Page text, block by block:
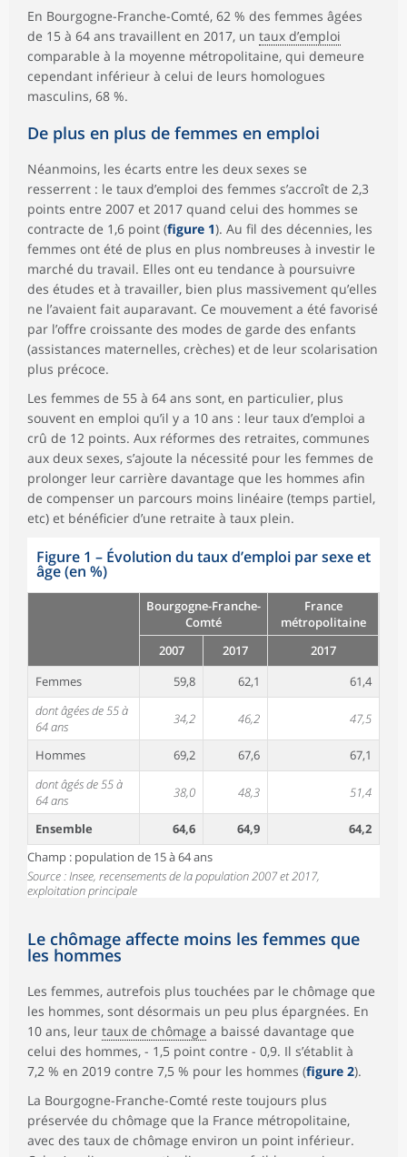
En Bourgogne-Franche-Comté, 62 % des femmes âgées
de 15 à 64 ans travaillent en 2017, un taux d’emploi
comparable à la moyenne métropolitaine, qui demeure
cependant inférieur à celui de leurs homologues
masculins, 68 %.
De plus en plus de femmes en emploi
Néanmoins, les écarts entre les deux sexes se
resserrent : le taux d’emploi des femmes s’accroît de 2,3
points entre 2007 et 2017 quand celui des hommes se
contracte de 1,6 point (figure 1). Au fil des décennies, les
femmes ont été de plus en plus nombreuses à investir le
marché du travail. Elles ont eu tendance à poursuivre
des études et à travailler, bien plus massivement qu’elles
ne l’avaient fait auparavant. Ce mouvement a été favorisé
par l’offre croissante des modes de garde des enfants
(assistances maternelles, crèches) et de leur scolarisation
plus précoce.
Les femmes de 55 à 64 ans sont, en particulier, plus
souvent en emploi qu’il y a 10 ans : leur taux d’emploi a
crû de 12 points. Aux réformes des retraites, communes
aux deux sexes, s’ajoute la nécessité pour les femmes de
prolonger leur carrière davantage que les hommes afin
de compenser un parcours moins linéaire (temps partiel,
etc) et bénéficier d’une retraite à taux plein.
Figure 1 – Évolution du taux d’emploi par sexe et
âge (en %)
Bourgogne-Franche-
Comté
France
métropolitaine
2007
2017
2017
Femmes
59,8 62,1
61,4
dont âgées de 55 à
64 ans
34,2 46,2 47,5
Hommes 69,2 67,6
67,1
dont âgés de 55 à
64 ans
38,0 48,3 51,4
Ensemble 64,6 64,9
64,2
Champ : population de 15 à 64 ans
Source : Insee, recensements de la population 2007 et 2017,
exploitation principale
Le chômage affecte moins les femmes que
les hommes
Les femmes, autrefois plus touchées par le chômage que
les hommes, sont désormais un peu plus épargnées. En
10 ans, leur taux de chômage a baissé davantage que
celui des hommes, - 1,5 point contre - 0,9. Il s’établit à
7,2 % en 2019 contre 7,5 % pour les hommes (figure 2).
La Bourgogne-Franche-Comté reste toujours plus
préservée du chômage que la France métropolitaine,
avec des taux de chômage environ un point inférieur.